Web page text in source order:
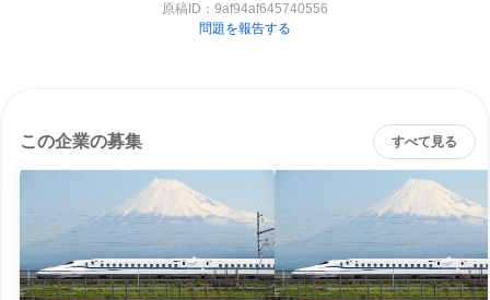
原稿ID： 9af94af645740556
問題を報告する
この企業の募集 すべて見る